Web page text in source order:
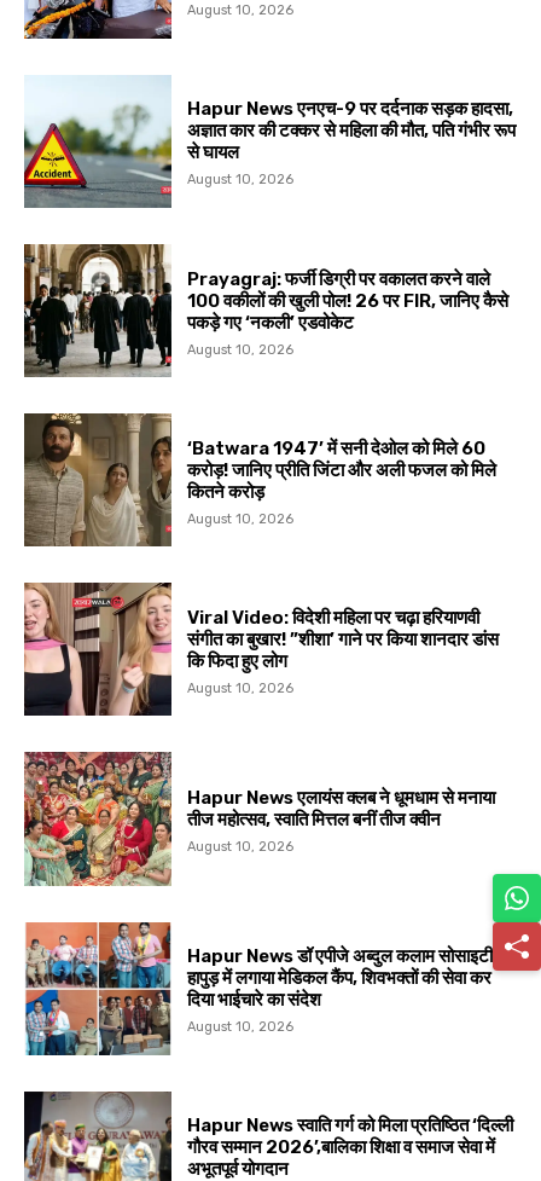
August 10, 2026
Hapur News एनएच-9 पर दर्दनाक सड़क हादसा,
अज्ञात कार की टक्कर से महिला की मौत, पति गंभीर रूप
से घायल
August 10, 2026
Prayagraj: फर्जी डिग्री पर वकालत करने वाले
100 वकीलों की खुली पोल! 26 पर FIR, जानिए कैसे
पकड़े गए ‘नकली’ एडवोकेट
August 10, 2026
‘Batwara 1947’ में सनी देओल को मिले ₹60
करोड़! जानिए प्रीति जिंटा और अली फजल को मिले
कितने करोड़
August 10, 2026
Viral Video: विदेशी महिला पर चढ़ा हरियाणवी
संगीत का बुखार! ”शीशा’ गाने पर किया शानदार डांस
कि फिदा हुए लोग
August 10, 2026
Hapur News एलायंस क्लब ने धूमधाम से मनाया
तीज महोत्सव, स्वाति मित्तल बनीं तीज क्वीन
August 10, 2026
Hapur News डॉ एपीजे अब्दुल कलाम सोसाइटी ने
हापुड़ में लगाया मेडिकल कैंप, शिवभक्तों की सेवा कर
दिया भाईचारे का संदेश
August 10, 2026
Hapur News स्वाति गर्ग को मिला प्रतिष्ठित ‘दिल्ली
गौरव सम्मान 2026’,बालिका शिक्षा व समाज सेवा में
अभूतपूर्व योगदान